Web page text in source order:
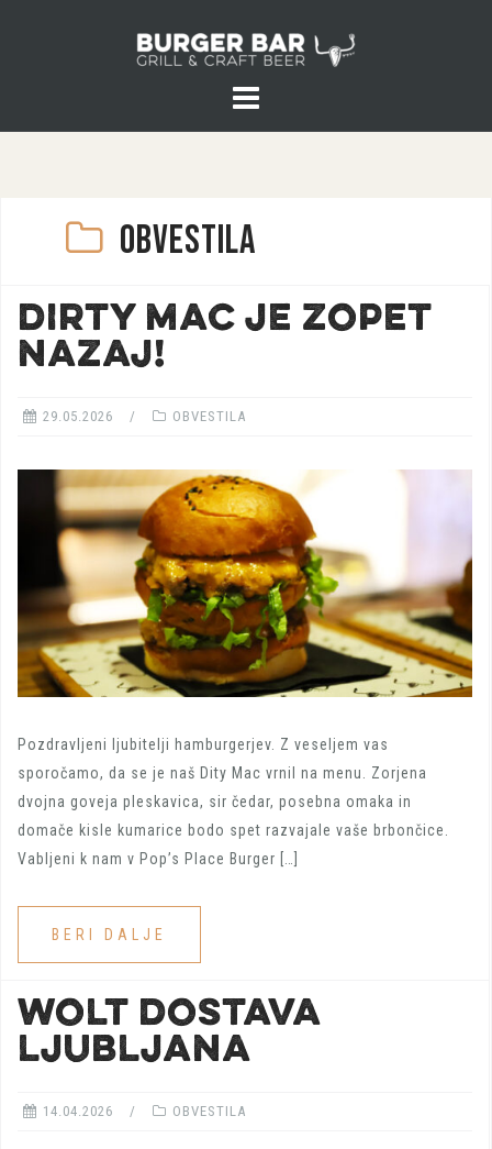
OBVESTILA
DIRTY MAC JE ZOPET
NAZAJ!
29.05.2026 OBVESTILA
Pozdravljeni ljubitelji hamburgerjev. Z veseljem vas
sporočamo, da se je naš Dity Mac vrnil na menu. Zorjena
dvojna goveja pleskavica, sir čedar, posebna omaka in
domače kisle kumarice bodo spet razvajale vaše brbončice.
Vabljeni k nam v Pop’s Place Burger […]
BERI DALJE
WOLT DOSTAVA
LJUBLJANA
14.04.2026 OBVESTILA